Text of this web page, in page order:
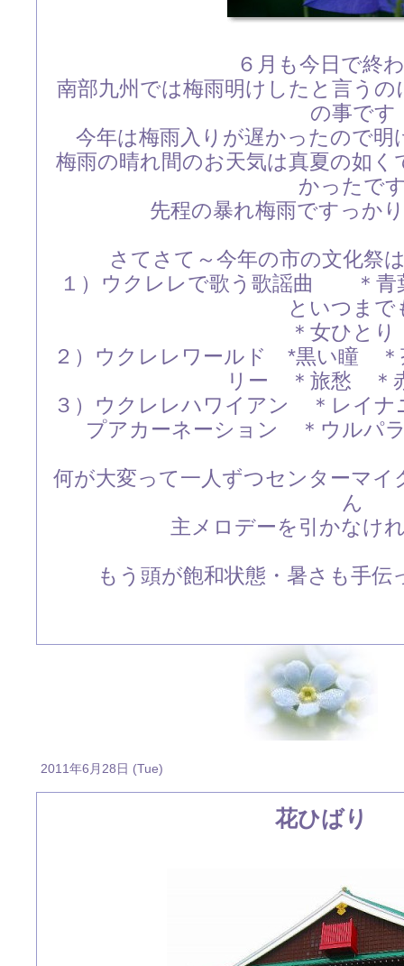
６月も今日で終
南部九州では梅雨明けしたと言う
の事です
今年は梅雨入りが遅かったので
梅雨の晴れ間のお天気は真夏の如
かったで
先程の暴れ梅雨ですっか
さてさて～今年の市の文化祭
１）ウクレレで歌う歌謡曲 ＊
といつまで
＊女ひと
２）ウクレレワールド *黒い瞳
リー ＊旅愁 ＊
３）ウクレレハワイアン ＊レイ
プアカーネーション ＊ウルパ
何が大変って一人ずつセンターマ
ん
主メロデーを引かなけ
もう頭が飽和状態・暑さも手
2011年6月28日 (Tue)
花ひばり